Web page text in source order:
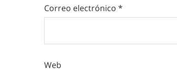
Correo electrónico *
Web